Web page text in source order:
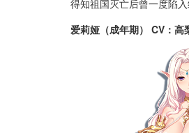
得知祖国灭亡后曾一度陷
爱莉娅（成年期） CV：高